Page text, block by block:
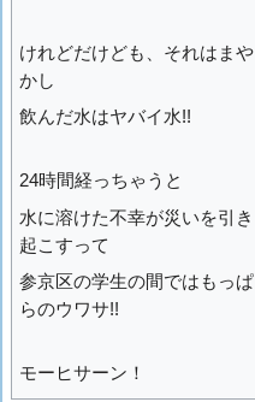
けれどだけども、それはまや
かし
飲んだ水はヤバイ水!!
24時間経っちゃうと
水に溶けた不幸が災いを引き
起こすって
参京区の学生の間ではもっぱ
らのウワサ!!
モーヒサーン！